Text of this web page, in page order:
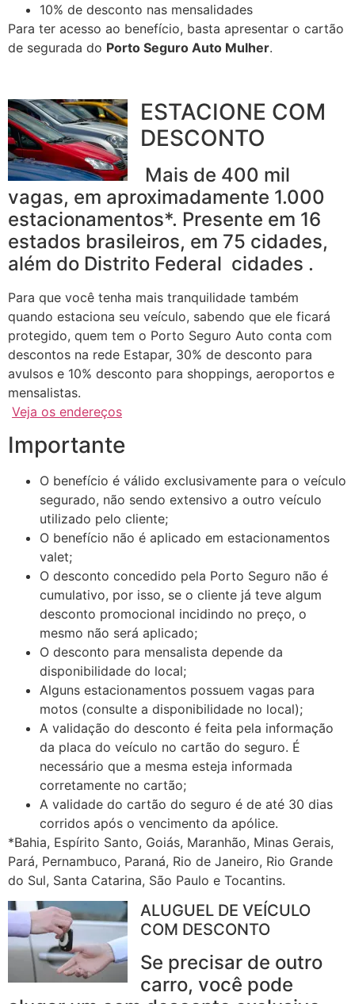
10% de desconto nas mensalidades
Para ter acesso ao benefício, basta apresentar o cartão
de segurada do Porto Seguro Auto Mulher.
ESTACIONE COM
DESCONTO
Mais de 400 mil
vagas, em aproximadamente 1.000
estacionamentos*. Presente em 16
estados brasileiros, em 75 cidades,
além do Distrito Federal cidades .
Para que você tenha mais tranquilidade também
quando estaciona seu veículo, sabendo que ele ficará
protegido, quem tem o Porto Seguro Auto conta com
descontos na rede Estapar, 30% de desconto para
avulsos e 10% desconto para shoppings, aeroportos e
mensalistas.
Veja os endereços
Importante
O benefício é válido exclusivamente para o veículo
segurado, não sendo extensivo a outro veículo
utilizado pelo cliente;
O benefício não é aplicado em estacionamentos
valet;
O desconto concedido pela Porto Seguro não é
cumulativo, por isso, se o cliente já teve algum
desconto promocional incidindo no preço, o
mesmo não será aplicado;
O desconto para mensalista depende da
disponibilidade do local;
Alguns estacionamentos possuem vagas para
motos (consulte a disponibilidade no local);
A validação do desconto é feita pela informação
da placa do veículo no cartão do seguro. É
necessário que a mesma esteja informada
corretamente no cartão;
A validade do cartão do seguro é de até 30 dias
corridos após o vencimento da apólice.
*Bahia, Espírito Santo, Goiás, Maranhão, Minas Gerais,
Pará, Pernambuco, Paraná, Rio de Janeiro, Rio Grande
do Sul, Santa Catarina, São Paulo e Tocantins.
ALUGUEL DE VEÍCULO
COM DESCONTO
Se precisar de outro
carro, você pode